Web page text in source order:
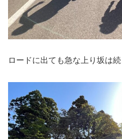
ロードに出ても急な上り坂は続